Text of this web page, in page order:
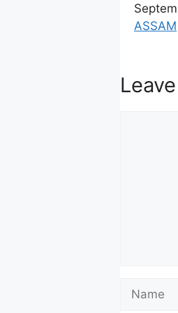
Date
In
ASSAM